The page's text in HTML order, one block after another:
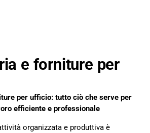
e forniture per
per ufficio: tutto ciò che serve per
efficiente e professionale
organizzata e produttiva è